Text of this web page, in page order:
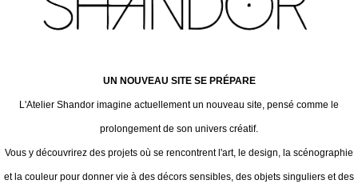
UN NOUVEAU SITE SE PRÉPARE
L'Atelier Shandor imagine actuellement un nouveau site, pensé comme le
prolongement de son univers créatif.
Vous y découvrirez des projets où se rencontrent l'art, le design, la scénographie
et la couleur pour donner vie à des décors sensibles, des objets singuliers et des